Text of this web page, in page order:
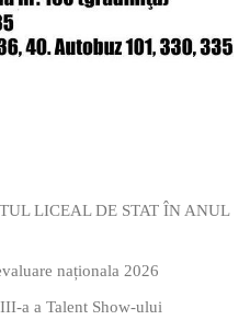
LICEAL DE STAT ÎN ANUL
naționala 2026
a a Talent Show-ului